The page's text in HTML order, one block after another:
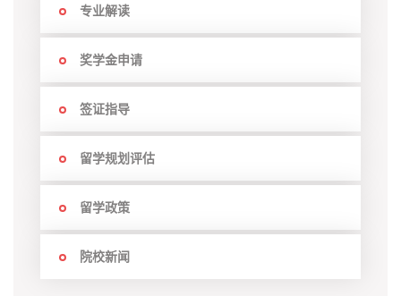
专业解读
奖学金申请
签证指导
留学规划评估
留学政策
院校新闻